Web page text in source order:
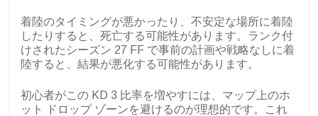
着陸のタイミングが悪かったり、不安定な場所に着陸
したりすると、死亡する可能性があります。ランク付
けされたシーズン 27 FF で事前の計画や戦略なしに着
陸すると、結果が悪化する可能性があります。
初心者がこの KD 3 比率を増やすには、マップ上のホ
ット ドロップ ゾーンを避けるのが理想的です。これ